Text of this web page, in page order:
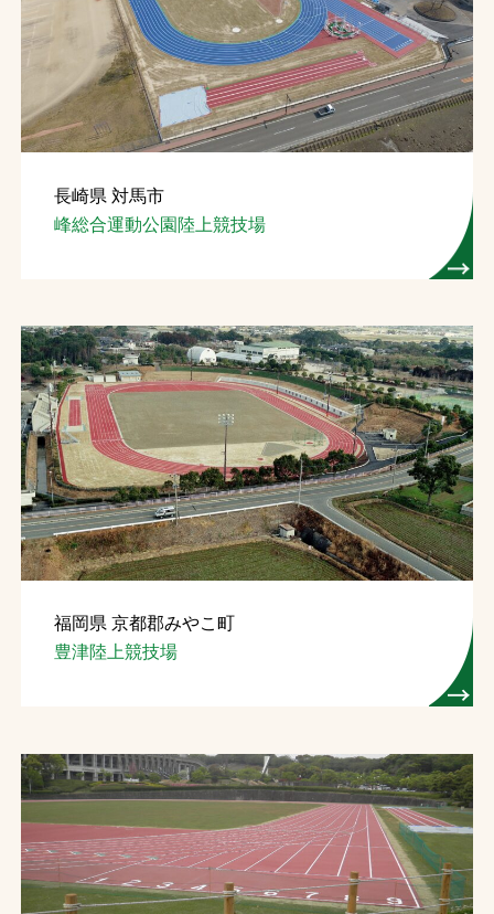
長崎県 対馬市
峰総合運動公園陸上競技場
福岡県 京都郡みやこ町
豊津陸上競技場